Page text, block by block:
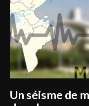
Un séisme de